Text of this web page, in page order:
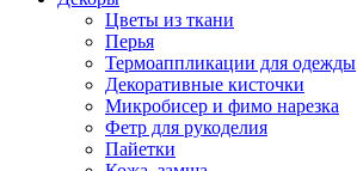
Цветы из ткани
Перья
Термоаппликации для одежды
Декоративные кисточки
Микробисер и фимо нарезка
Фетр для рукоделия
Пайетки